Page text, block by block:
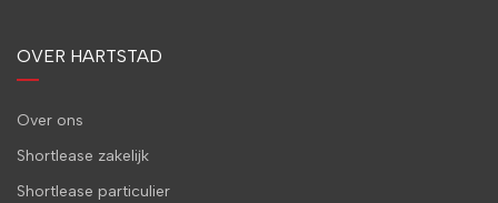
OVER HARTSTAD
Over ons
Shortlease zakelijk
Shortlease particulier